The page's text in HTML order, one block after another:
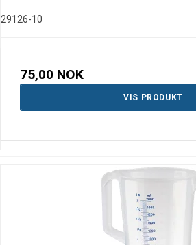
29126-10
75,00 NOK
VIS PRODUKT